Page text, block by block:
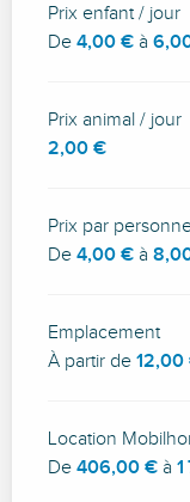
Prix enfant / jour
De 4,00 € à
Prix animal / jour
2,00 €
Prix par
De 4,00 € à
Emplacement
À partir de 12,00
Location
De 406,00 € à